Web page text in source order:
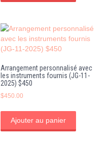
Arrangement personnalisé avec
les instruments fournis (JG-11-
2025) $450
$450.00
Ajouter au panier